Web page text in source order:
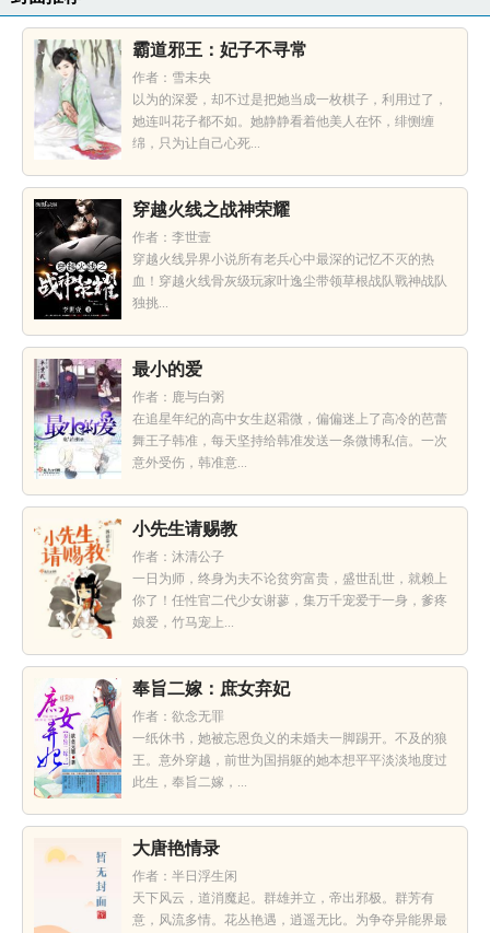
霸道邪王：妃子不寻常
作者：雪未央
以为的深爱，却不过是把她当成一枚棋子，利用过了，
她连叫花子都不如。她静静看着他美人在怀，绯恻缠
绵，只为让自己心死...
穿越火线之战神荣耀
作者：李世壹
穿越火线异界小说所有老兵心中最深的记忆不灭的热
血！穿越火线骨灰级玩家叶逸尘带领草根战队戰神战队
独挑...
最小的爱
作者：鹿与白粥
在追星年纪的高中女生赵霜微，偏偏迷上了高冷的芭蕾
舞王子韩准，每天坚持给韩准发送一条微博私信。一次
意外受伤，韩准意...
小先生请赐教
作者：沐清公子
一日为师，终身为夫不论贫穷富贵，盛世乱世，就赖上
你了！任性官二代少女谢蓼，集万千宠爱于一身，爹疼
娘爱，竹马宠上...
奉旨二嫁：庶女弃妃
作者：欲念无罪
一纸休书，她被忘恩负义的未婚夫一脚踢开。不及的狼
王。意外穿越，前世为国捐躯的她本想平平淡淡地度过
此生，奉旨二嫁，...
大唐艳情录
作者：半日浮生闲
天下风云，道消魔起。群雄并立，帝出邪极。群芳有
意，风流多情。花丛艳遇，逍遥无比。为争夺异能界最